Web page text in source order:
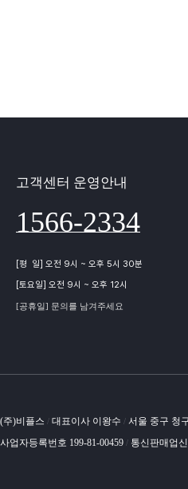
고객센터 운영안내
1566-2334
[평 일] 오전 9시 ~ 오후 5시 30분
[토요일] 오전 9시 ~ 오후 12시
[공휴일] 문의를 남겨주세요
(주)비플스 / 대표이사 이왕수 / 서울 중구 청
사업자등록번호 199-81-00459 / 통신판매업